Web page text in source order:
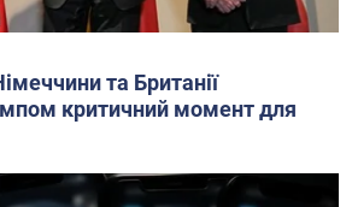
та Британії
критичний момент для